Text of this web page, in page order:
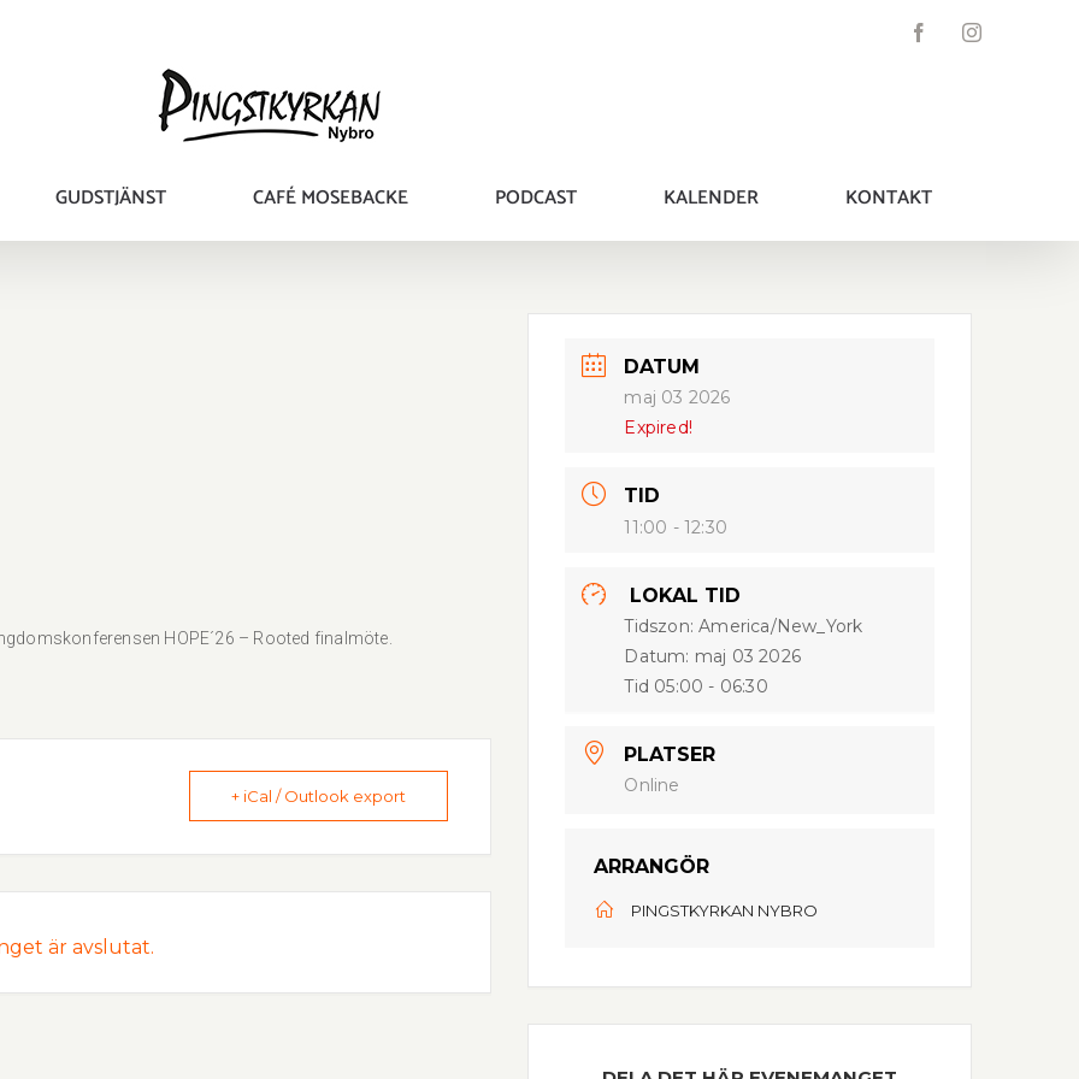
FacebookInstagram
GUDSTJÄNST CAFÉ MOSEBACKE PODCAST KALENDER KONTAKT
HOPE´26 – Rooted finalmöte.
+ iCal / Outlook export
är avslutat.
DATUM
maj 03 2026
Expired!
TID
11:00 - 12:30
LOKAL TID
Tidszon:America/New_York
Datum: maj 03 2026
Tid 05:00 - 06:30
PLATSER
Online
ARRANGÖR
PINGSTKYRKAN NYBRO